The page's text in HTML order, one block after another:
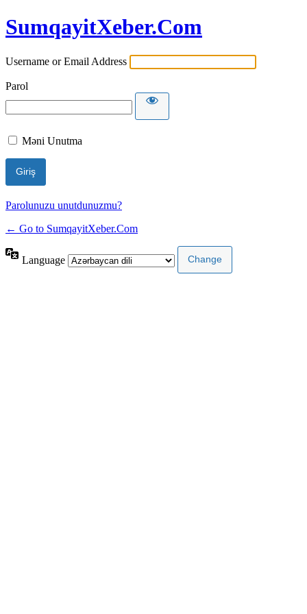
SumqayitXeber.Com
Username or Email Address
Parol
Məni Unutma
Parolunuzu unutdunuzmu?
← Go to SumqayitXeber.Com
Language